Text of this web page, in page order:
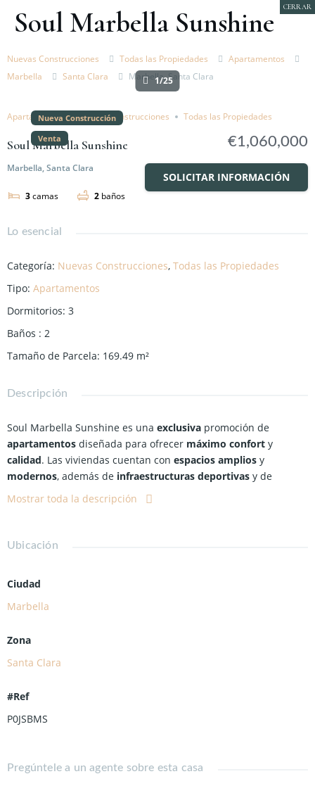
Soul Marbella Sunshine
Nuevas Construcciones Todas las Propiedades
Apartamentos
Marbella
Santa Clara Marbella, Santa Clara
Nueva Construcción
Venta
1/25
Apartamentos Nuevas Construcciones Todas las Propiedades
Soul Marbella Sunshine
Marbella, Santa Clara
3camas 2 baños
€1,060,000
SOLICITAR INFORMACIÓN
Lo esencial
Categoría: Nuevas Construcciones, Todas las Propiedades
Tipo: Apartamentos
Dormitorios: 3
Baños : 2
Tamaño de Parcela: 169.49 m²
Descripción
Soul Marbella Sunshine es una exclusiva promoción de
apartamentos diseñada para ofrecer máximo confort y
calidad. Las viviendas cuentan con espacios amplios y
modernos, además de infraestructuras deportivas y de
bienestar
como piscina spa coworking
Cada apartamento dispone de
jardinesprivados, ideales para disfrutar del clima y las vistas.
Mostrar toda la descripción
Ubicación
Ciudad
Marbella
Zona
Santa Clara
#Ref
P0JSBMS
Pregúntele a un agente sobre esta casa
CERRAR